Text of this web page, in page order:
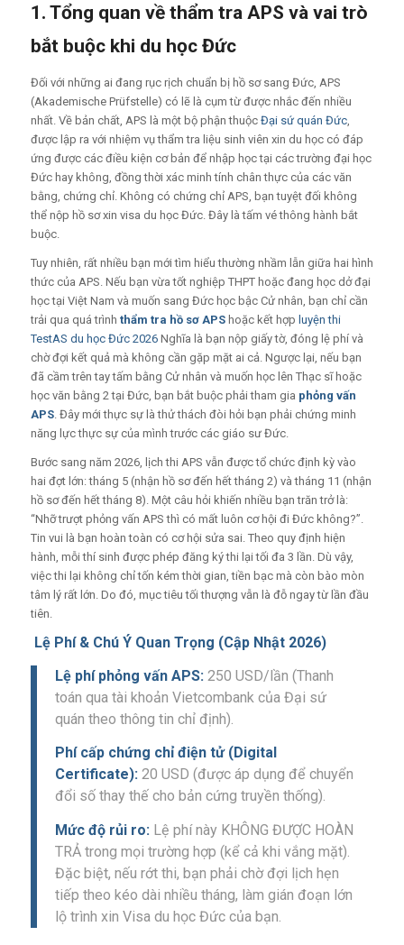
1. Tổng quan về thẩm tra APS và vai trò
bắt buộc khi du học Đức
Đối với những ai đang rục rịch chuẩn bị hồ sơ sang Đức, APS
(Akademische Prüfstelle) có lẽ là cụm từ được nhắc đến nhiều
nhất. Về bản chất, APS là một bộ phận thuộc Đại sứ quán Đức,
được lập ra với nhiệm vụ thẩm tra liệu sinh viên xin du học có đáp
ứng được các điều kiện cơ bản để nhập học tại các trường đại học
Đức hay không, đồng thời xác minh tính chân thực của các văn
bằng, chứng chỉ. Không có chứng chỉ APS, bạn tuyệt đối không
thể nộp hồ sơ xin visa du học Đức. Đây là tấm vé thông hành bắt
buộc.
Tuy nhiên, rất nhiều bạn mới tìm hiểu thường nhầm lẫn giữa hai hình
thức của APS. Nếu bạn vừa tốt nghiệp THPT hoặc đang học dở đại
học tại Việt Nam và muốn sang Đức học bậc Cử nhân, bạn chỉ cần
trải qua quá trình thẩm tra hồ sơ APShoặc kết hợp luyện thi
TestAS du học Đức 2026Nghĩa là bạn nộp giấy tờ, đóng lệ phí và
chờ đợi kết quả mà không cần gặp mặt ai cả. Ngược lại, nếu bạn
đã cầm trên tay tấm bằng Cử nhân và muốn học lên Thạc sĩ hoặc
học văn bằng 2 tại Đức, bạn bắt buộc phải tham gia phỏng vấn
APS. Đây mới thực sự là thử thách đòi hỏi bạn phải chứng minh
năng lực thực sự của mình trước các giáo sư Đức.
Bước sang năm 2026, lịch thi APS vẫn được tổ chức định kỳ vào
hai đợt lớn: tháng 5 (nhận hồ sơ đến hết tháng 2) và tháng 11 (nhận
hồ sơ đến hết tháng 8). Một câu hỏi khiến nhiều bạn trăn trở là:
“Nhỡ trượt phỏng vấn APS thì có mất luôn cơ hội đi Đức không?”.
Tin vui là bạn hoàn toàn có cơ hội sửa sai. Theo quy định hiện
hành, mỗi thí sinh được phép đăng ký thi lại tối đa 3 lần. Dù vậy,
việc thi lại không chỉ tốn kém thời gian, tiền bạc mà còn bào mòn
tâm lý rất lớn. Do đó, mục tiêu tối thượng vẫn là đỗ ngay từ lần đầu
tiên.
Lệ Phí & Chú Ý Quan Trọng (Cập Nhật 2026)
Lệ phí phỏng vấn APS: 250 USD/lần (Thanh
toán qua tài khoản Vietcombank của Đại sứ
quán theo thông tin chỉ định).
Phí cấp chứng chỉ điện tử (Digital
Certificate):20 USD (được áp dụng để chuyển
đổi số thay thế cho bản cứng truyền thống).
Mức độ rủi ro:Lệ phí này KHÔNG ĐƯỢC HOÀN
TRẢ trong mọi trường hợp (kể cả khi vắng mặt).
Đặc biệt, nếu rớt thi, bạn phải chờ đợi lịch hẹn
tiếp theo kéo dài nhiều tháng, làm gián đoạn lớn
lộ trình xin Visa du học Đức của bạn.